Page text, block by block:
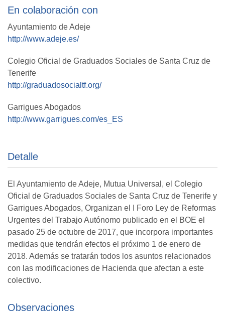
En colaboración con
Ayuntamiento de Adeje
http://www.adeje.es/
Colegio Oficial de Graduados Sociales de Santa Cruz de
Tenerife
http://graduadosocialtf.org/
Garrigues Abogados
http://www.garrigues.com/es_ES
Detalle
El Ayuntamiento de Adeje, Mutua Universal, el Colegio
Oficial de Graduados Sociales de Santa Cruz de Tenerife y
Garrigues Abogados, Organizan el I Foro Ley de Reformas
Urgentes del Trabajo Autónomo publicado en el BOE el
pasado 25 de octubre de 2017, que incorpora importantes
medidas que tendrán efectos el próximo 1 de enero de
2018. Además se tratarán todos los asuntos relacionados
con las modificaciones de Hacienda que afectan a este
colectivo.
Observaciones